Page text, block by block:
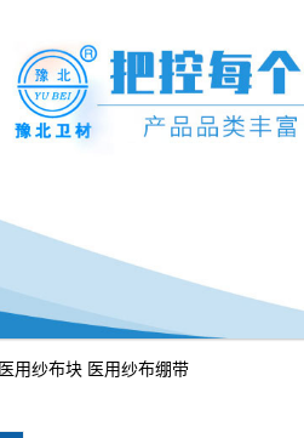
医用纱布块 医用纱布绷带